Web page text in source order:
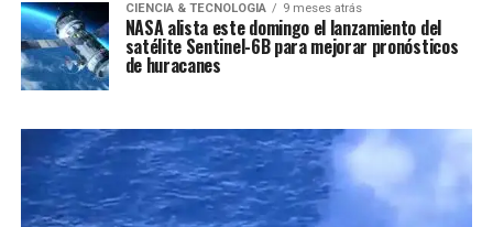
CIENCIA & TECNOLOGIA 9 meses atrás
NASA alista este domingo el lanzamiento del
satélite Sentinel-6B para mejorar pronósticos
de huracanes